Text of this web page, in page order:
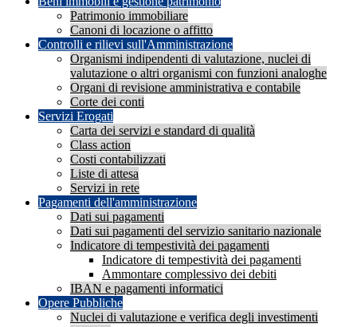
Patrimonio immobiliare
Canoni di locazione o affitto
Controlli e rilievi sull'Amministrazione
Organismi indipendenti di valutazione, nuclei di
valutazione o altri organismi con funzioni analoghe
Organi di revisione amministrativa e contabile
Corte dei conti
Servizi Erogati
Carta dei servizi e standard di qualità
Class action
Costi contabilizzati
Liste di attesa
Servizi in rete
Pagamenti dell'amministrazione
Dati sui pagamenti
Dati sui pagamenti del servizio sanitario nazionale
Indicatore di tempestività dei pagamenti
Indicatore di tempestività dei pagamenti
Ammontare complessivo dei debiti
IBAN e pagamenti informatici
Opere Pubbliche
Nuclei di valutazione e verifica degli investimenti